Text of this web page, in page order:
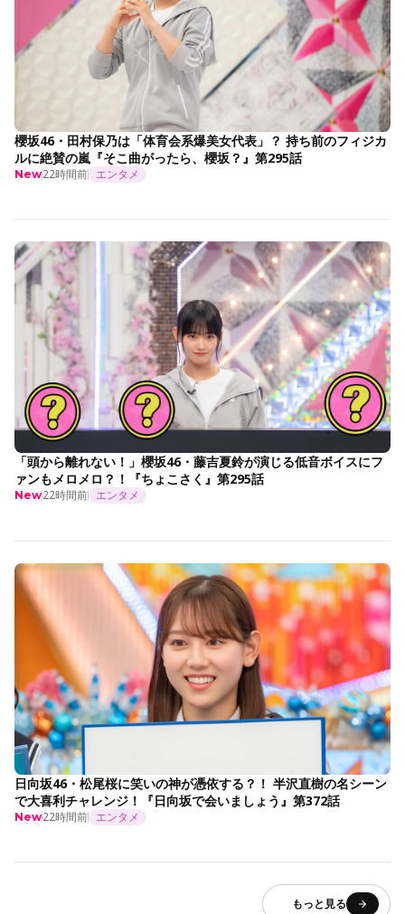
櫻坂46・田村保乃は「体育会系爆美女代表」？ 持ち前のフィジカ
ルに絶賛の嵐『そこ曲がったら、櫻坂？』第295話
New22時間前 エンタメ
「頭から離れない！」櫻坂46・藤吉夏鈴が演じる低音ボイスにフ
ァンもメロメロ？！『ちょこさく』第295話
New22時間前 エンタメ
日向坂46・松尾桜に笑いの神が憑依する？！ 半沢直樹の名シーン
で大喜利チャレンジ！『日向坂で会いましょう』第372話
New22時間前 エンタメ
もっと見る